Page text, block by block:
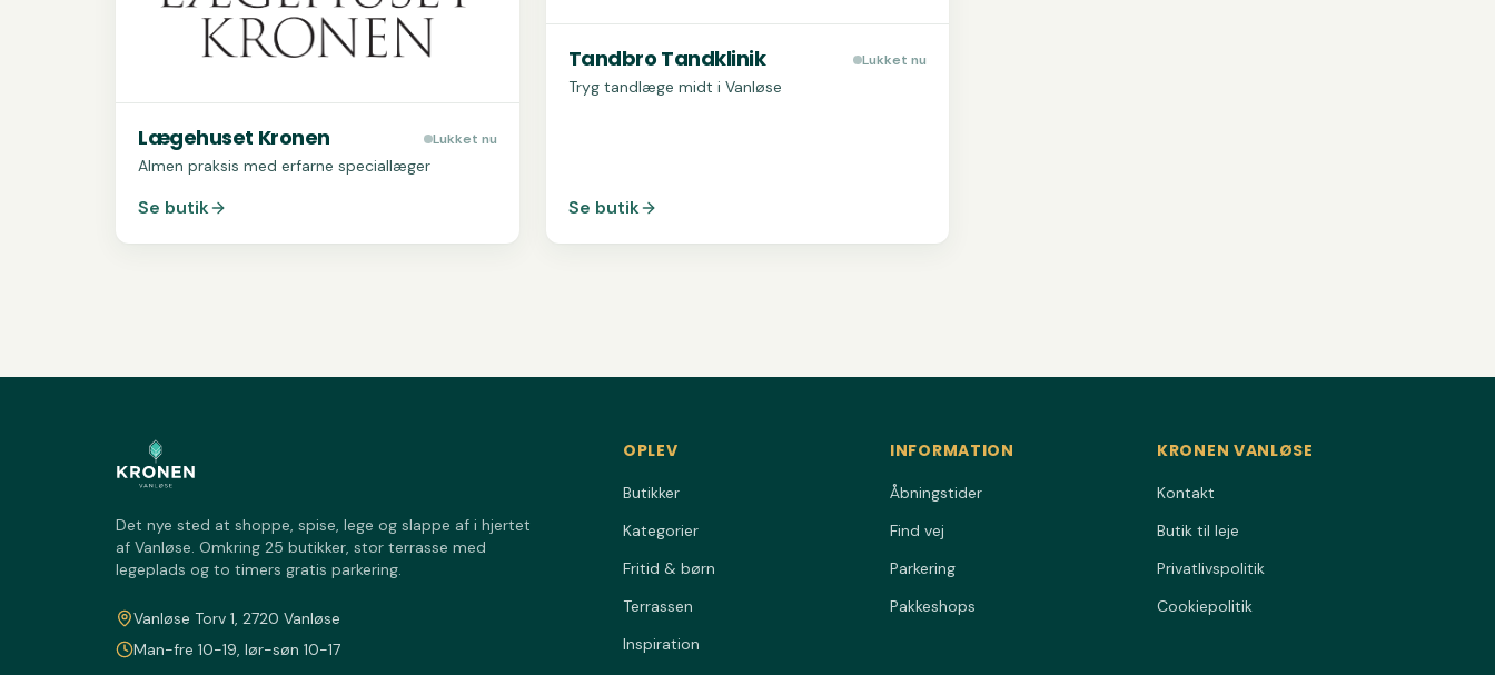
Lægehuset Kronen Lukket nu
Almen praksis med erfarne speciallæger
Se butik
Tandbro Tandklinik Lukket nu
Tryg tandlæge midt i Vanløse
Se butik
Det nye sted at shoppe, spise, lege og slappe af i hjertet
af Vanløse. Omkring 25 butikker, stor terrasse med
legeplads og to timers gratis parkering.
Vanløse Torv 1, 2720 Vanløse
Man-fre 10-19, lør-søn 10-17
OPLEV
Butikker
Kategorier
Fritid & børn
Terrassen
Inspiration
INFORMATION
Åbningstider
Find vej
Parkering
Pakkeshops
KRONEN VANLØSE
Kontakt
Butik til leje
Privatlivspolitik
Cookiepolitik